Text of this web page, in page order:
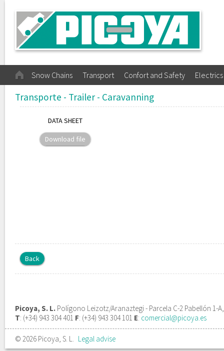
Snow Chains Transport Confort and Safety Electrics
Transporte - Trailer - Caravanning
DATA SHEET
Download file
Back
Picoya, S. L. Polígono Leizotz/Aranaztegi - Parcela C-2 Pabellón 1-
T: (+34) 943 304 401 F: (+34) 943 304 101 E: comercial@picoya.es
© 2026 Picoya, S. L. Legal advise